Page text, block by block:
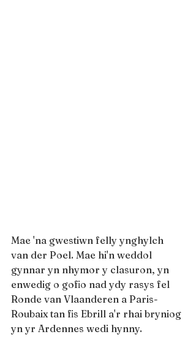
Mae 'na gwestiwn felly ynghylch
van der Poel. Mae hi'n weddol
gynnar yn nhymor y clasuron, yn
enwedig o gofio nad ydy rasys fel
Ronde van Vlaanderen a Paris-
Roubaix tan fis Ebrill a'r rhai bryniog
yn yr Ardennes wedi hynny.